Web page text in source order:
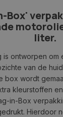
Box'
liter.
is ontworpen om
van de
box wordt
kleurstoffen
in-Box
Hierdoor